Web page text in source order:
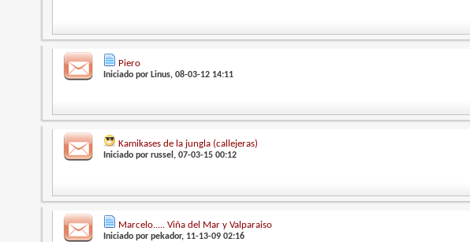
Piero
Iniciado por Linus, 08-03-12 14:11
Kamikases de la jungla (callejeras)
Iniciado por russel , 07-03-15 00:12
Marcelo..... Viña del Mar y Valparaiso
Iniciado por pekador, 11-13-09 02:16